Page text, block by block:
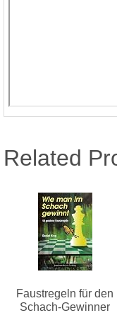
Related
Faustregeln für den
Schach-Gewinner